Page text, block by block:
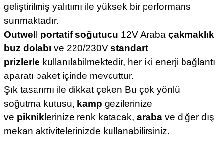
geliştirilmiş yalıtımı ile yüksek bir performans
sunmaktadır.
Outwell portatif soğutucu 12V Araba çakmaklık
buz dolabı ve 220/230V standart
prizlerle kullanılabilmektedir, her iki enerji bağlantı
aparatı paket içinde mevcuttur.
Şık tasarımı ile dikkat çeken Bu çok yönlü
soğutma kutusu, kamp gezilerinize
ve piknik lerinize renk katacak, arabave diğer dış
mekan aktivitelerinizde kullanabilirsiniz.